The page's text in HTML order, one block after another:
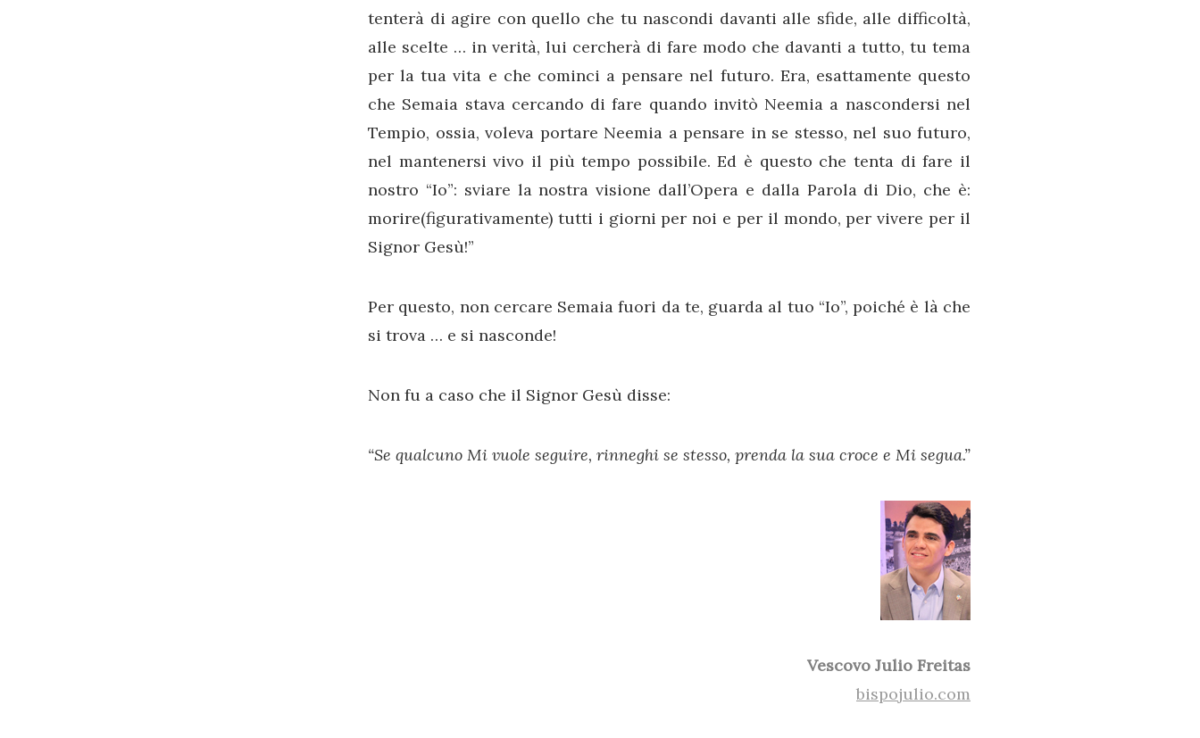
tenterà di agire con quello che tu nascondi davanti alle sfide, alle difficoltà,
alle scelte … in verità, lui cercherà di fare modo che davanti a tutto, tu tema
per la tua vita e che cominci a pensare nel futuro. Era, esattamente questo
che Semaia stava cercando di fare quando invitò Neemia a nascondersi nel
Tempio, ossia, voleva portare Neemia a pensare in se stesso, nel suo futuro,
nel mantenersi vivo il più tempo possibile. Ed è questo che tenta di fare il
nostro “Io”: sviare la nostra visione dall’Opera e dalla Parola di Dio, che è:
morire(figurativamente) tutti i giorni per noi e per il mondo, per vivere per il
Signor Gesù!”
Per questo, non cercare Semaia fuori da te, guarda al tuo “Io”, poiché è là che
si trova … e si nasconde!
Non fu a caso che il Signor Gesù disse:
“Se qualcuno Mi vuole seguire, rinneghi se stesso, prenda la sua croce e Mi segua.”
Vescovo Julio Freitas
bispojulio.com